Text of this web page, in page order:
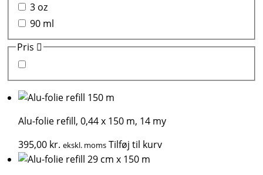
3 oz
90 ml
Pris
Alu-folie refill, 0,44 x 150 m, 14 my
395,00 kr. ekskl. moms Tilføj til kurv